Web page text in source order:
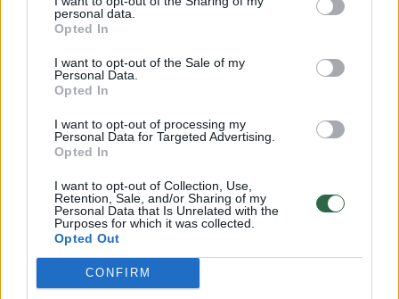
personal data.
Opted In
I want to opt-out of the Sale of my
Personal Data.
Opted In
I want to opt-out of processing my
Personal Data for Targeted Advertising.
Opted In
I want to opt-out of Collection, Use,
Retention, Sale, and/or Sharing of my
Personal Data that Is Unrelated with the
Purposes for which it was collected.
Opted Out
CONFIRM
Vyras tęsia, kad sostinėje, Mindaugo gatvėje
esančioje „Maxima“ antro aukšto stovėjimo
aikštelėje, jis buvo palikęs automobilį ilgiau
negu 2 valandoms. Pirmosios 2 stovėjimo
valandos yra nemokamos, o vėliau įsijungia
Išimtis deimantų rinkai: JAV superka
daugiau nei pusę pasaulio produkto, todėl